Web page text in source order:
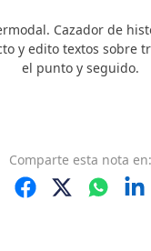
Cazador de
y edito textos sobre
el punto y seguido.
Comparte esta nota en: